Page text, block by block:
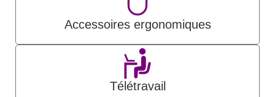
Accessoires ergonomiques
Télétravail